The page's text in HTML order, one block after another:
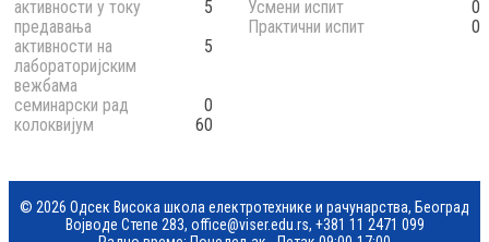
активности у току
предавања
5
активности на
лабораторијским
вежбама
5
семинарски рад
0
колоквијум
60
Усмени испит
0
Практични испит
0
© 2026 Одсек Висока школа електротехнике и рачунарства, Београд
Војводе Степе 283, office@viser.edu.rs, +381 11 2471 099